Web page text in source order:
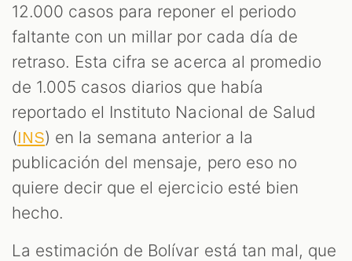
12.000 casos para reponer el periodo
faltante con un millar por cada día de
retraso. Esta cifra se acerca al promedio
de 1.005 casos diarios que había
reportado el Instituto Nacional de Salud
(INS) en la semana anterior a la
publicación del mensaje, pero eso no
quiere decir que el ejercicio esté bien
hecho.
La estimación de Bolívar está tan mal, que